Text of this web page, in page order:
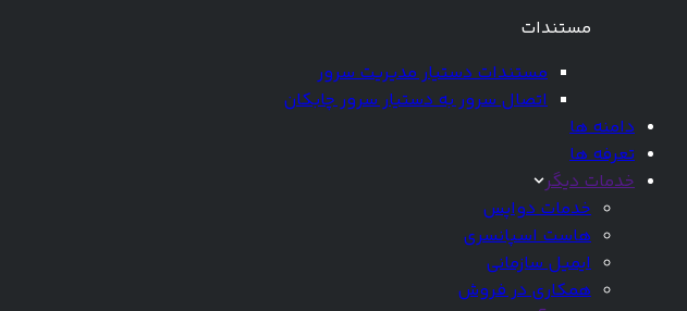
مستندات
مستندات دستیار مدیریت سرور
اتصال سرور به دستیار سرور چابکان
دامنه ها
تعرفه ها
خدمات دیگر
خدمات دواپس
هاست اسپانسری
ایمیل سازمانی
همکاری در فروش